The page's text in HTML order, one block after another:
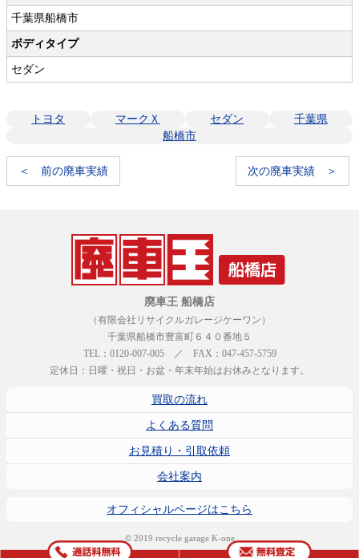
千葉県船橋市
ボディタイプ
セダン
トヨタ マークＸ セダン
千葉県
船橋市
＜ 前の廃車実績 次の廃車実績 ＞
廃車王 船橋店
（有限会社リサイクルガレージケーワン）
千葉県船橋市豊富町６４０番地５
TEL：0120-007-005 ／ FAX：047-457-5759
定休日：日曜・祝日・お盆・年末年始はお休みとなります。
買取の流れ
よくある質問
お見積り・引取依頼
会社案内
オフィシャルページはこちら
© 2019 recycle garage K-one